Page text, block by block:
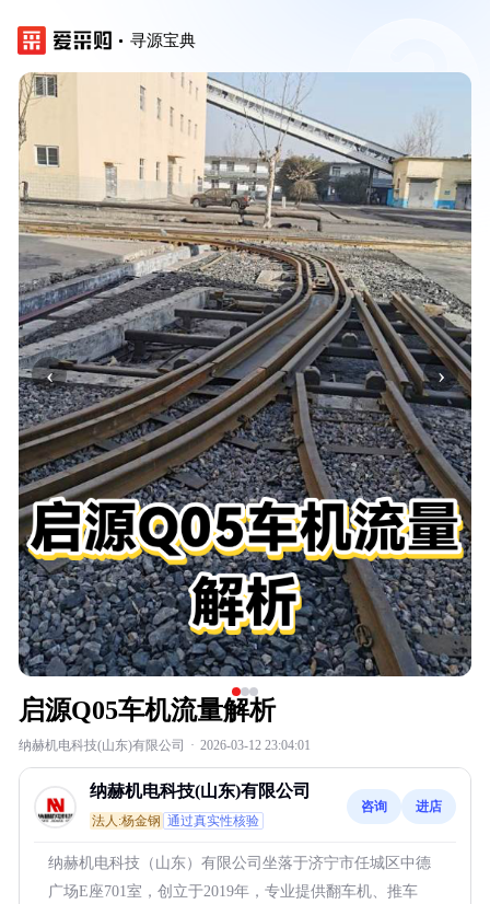
寻源宝典
‹ ›
启源Q05车机流量解析
纳赫机电科技(山东)有限公司 · 2026-03-12 23:04:01
纳赫机电科技(山东)有限公司
法人:杨金钢 通过真实性核验
咨询 进店
纳赫机电科技（山东）有限公司坐落于济宁市任城区中德
广场E座701室，创立于2019年，专业提供翻车机、推车